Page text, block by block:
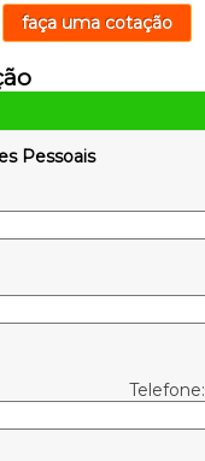
faça uma cotação
Pessoais
Telefone: